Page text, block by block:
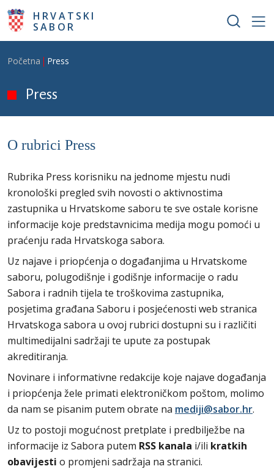
Skoči na glavni sadržaj
HRVATSKI
SABOR
Breadcrumb
Početna Press
Press
O rubrici Press
Rubrika Press korisniku na jednome mjestu nudi
kronološki pregled svih novosti o aktivnostima
zastupnika u Hrvatskome saboru te sve ostale korisne
informacije koje predstavnicima medija mogu pomoći u
praćenju rada Hrvatskoga sabora.
Uz najave i priopćenja o događanjima u Hrvatskome
saboru, polugodišnje i godišnje informacije o radu
Sabora i radnih tijela te troškovima zastupnika,
posjetima građana Saboru i posjećenosti web stranica
Hrvatskoga sabora u ovoj rubrici dostupni su i različiti
multimedijalni sadržaji te upute za postupak
akreditiranja.
Novinare i informativne redakcije koje najave događanja
i priopćenja žele primati elektroničkom poštom, molimo
da nam se pisanim putem obrate na mediji@sabor.hr.
Uz to postoji mogućnost pretplate i predbilježbe na
informacije iz Sabora putem RSS kanala i/ili kratkih
obavijesti o promjeni sadržaja na stranici.